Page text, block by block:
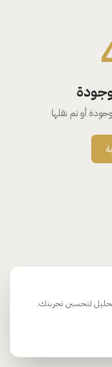
لتحسين تجربتك.
أو تم نقلها